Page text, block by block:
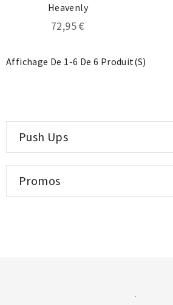
Heavenly
72,95 €
Affichage De 1-6 De 6 Produit(s)
Push Ups
Promos
.